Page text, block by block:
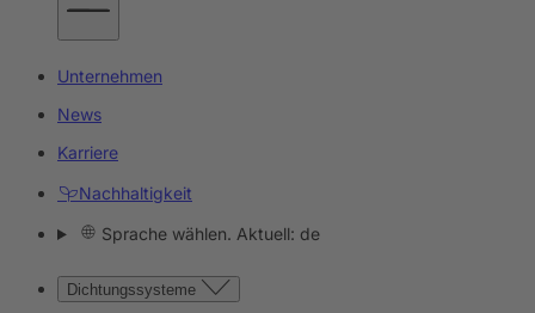
Unternehmen
News
Karriere
Nachhaltigkeit
Sprache wählen. Aktuell: de
Dichtungssysteme